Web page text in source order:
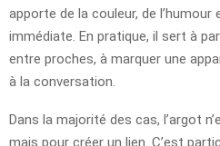
apporte de la couleur, de
immédiate. En pratique, il sert à
entre proches, à marquer une
à la conversation.
Dans la majorité des cas, l’argot
mais pour créer un lien. C’est